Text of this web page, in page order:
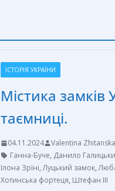
ІСТОРІЯ УКРАЇНИ
Містика замків
таємниці.
04.11.2024 Valentina
Ганна-Буче, Данило
Ілона Зріні,Луцький замок,
Хотинська фортеця, Штефан ІІІ